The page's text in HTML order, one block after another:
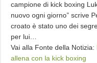
campione di kick boxing
nuovo ogni giorno” scrive
croato è stato uno dei
per lui…
Vai alla Fonte della Notizia:
allena con la kick boxing